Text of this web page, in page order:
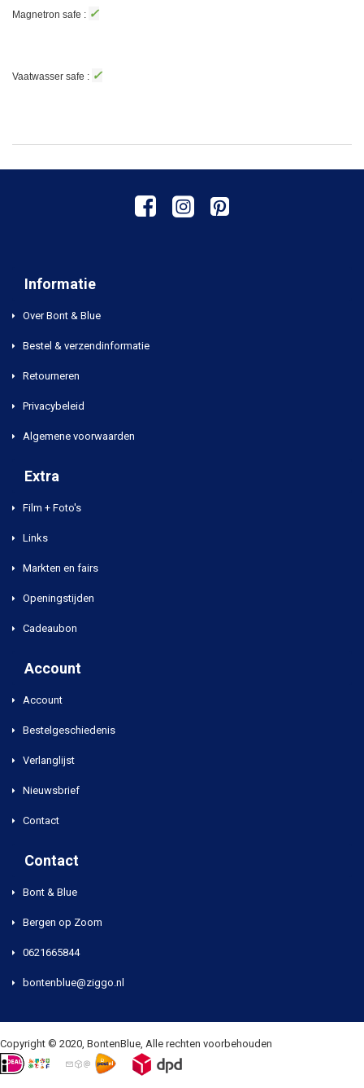
Magnetron safe : ✓
Vaatwasser safe : ✓
Informatie
Over Bont & Blue
Bestel & verzendinformatie
Retourneren
Privacybeleid
Algemene voorwaarden
Extra
Film + Foto's
Links
Markten en fairs
Openingstijden
Cadeaubon
Account
Account
Bestelgeschiedenis
Verlanglijst
Nieuwsbrief
Contact
Contact
Bont & Blue
Bergen op Zoom
0621665844
bontenblue@ziggo.nl
Copyright © 2020, BontenBlue, Alle rechten voorbehouden